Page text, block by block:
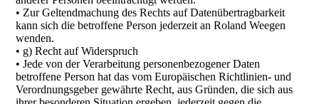
• Zur Geltendmachung des Rechts auf Datenübertragbarkeit
kann sich die betroffene Person jederzeit an Roland Weegen
wenden.
• g) Recht auf Widerspruch
• Jede von der Verarbeitung personenbezogener Daten
betroffene Person hat das vom Europäischen Richtlinien- und
Verordnungsgeber gewährte Recht, aus Gründen, die sich aus